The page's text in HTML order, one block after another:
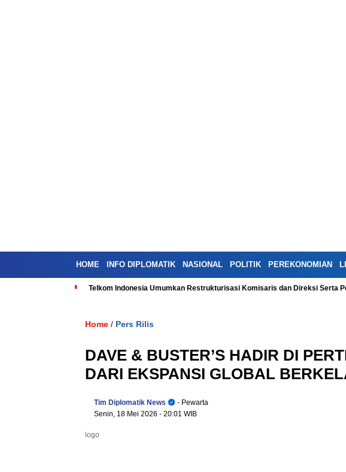
HOME INFO DIPLOMATIK NASIONAL POLITIK PEREKONOMIAN
Telkom Indonesia Umumkan Restrukturisasi Komisaris dan Direksi Serta
Home / Pers Rilis
DAVE & BUSTER’S HADIR DI
DARI EKSPANSI GLOBAL
Tim Diplomatik News
- Pewarta
Senin, 18 Mei 2026 - 20:01 WIB
logo